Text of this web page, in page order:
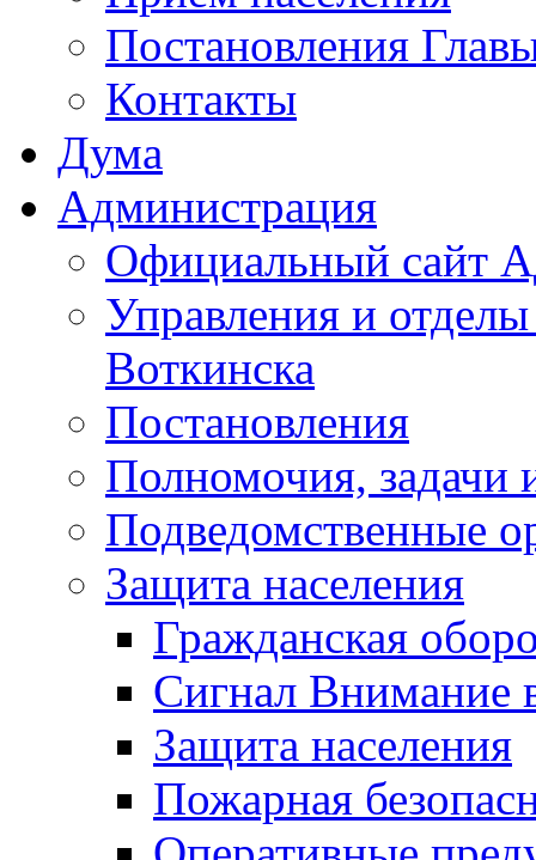
Постановления
Контакты
Дума
Администрация
Официальный сайт
Управления и
Воткинска
Постановления
Полномочия, задачи
Подведомственные
Защита населения
Гражданская
Сигнал Внимание
Защита населения
Пожарная